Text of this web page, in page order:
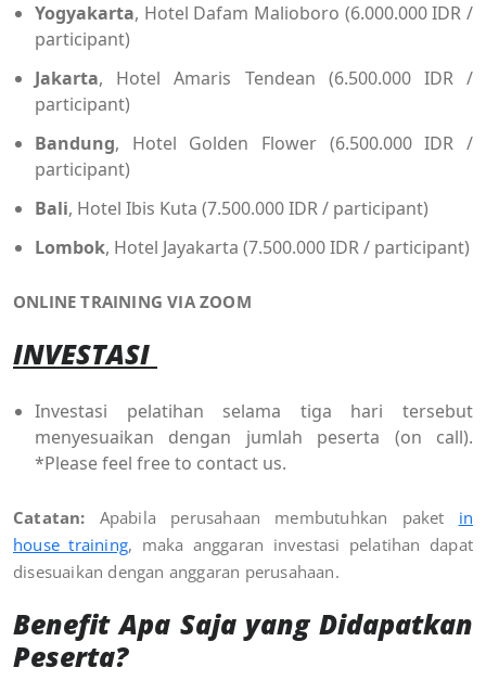
Yogyakarta, Hotel Dafam Malioboro (6.000.000 IDR /
participant)
Jakarta, Hotel Amaris Tendean (6.500.000 IDR /
participant)
Bandung, Hotel Golden Flower (6.500.000 IDR /
participant)
Bali, Hotel Ibis Kuta (7.500.000 IDR / participant)
Lombok, Hotel Jayakarta (7.500.000 IDR / participant)
ONLINE TRAINING VIA ZOOM
INVESTASI
Investasi pelatihan selama tiga hari tersebut
menyesuaikan dengan jumlah peserta (on call).
*Please feel free to contact us.
Catatan: Apabila perusahaan membutuhkan paket in
house training, maka anggaran investasi pelatihan dapat
disesuaikan dengan anggaran perusahaan.
Benefit Apa Saja yang Didapatkan
Peserta?